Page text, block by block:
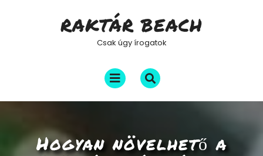
RAKTÁR BEACH
Csak úgy írogatok
Open
Menu
Hogyan növelhető a